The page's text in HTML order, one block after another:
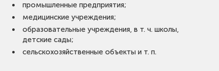
промышленные предприятия;
медицинские учреждения;
образовательные учреждения, в т. ч. школы,
детские сады;
сельскохозяйственные объекты и т. п.
Размер всасывающего патрубка:
- DN 150
Размер напорного патрубка:R 2 - R 2½ / DN 80 -
DN 150
Мощность (Р2) одного насоса: 0,37 - 18,5 кВт